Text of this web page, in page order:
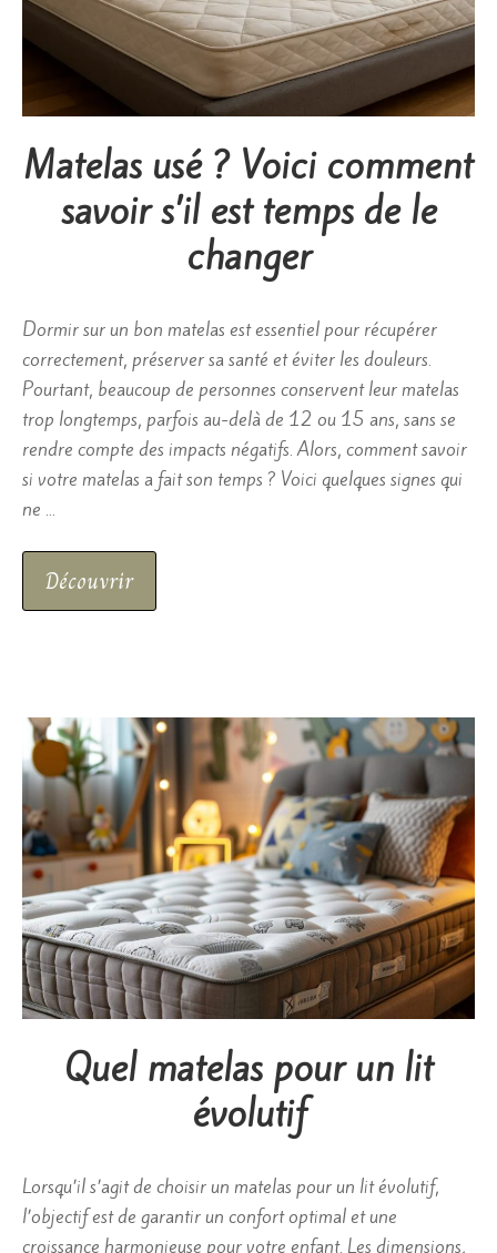
Matelas usé ? Voici comment
savoir s’il est temps de le
changer
Dormir sur un bon matelas est essentiel pour récupérer
correctement, préserver sa santé et éviter les douleurs.
Pourtant, beaucoup de personnes conservent leur matelas
trop longtemps, parfois au-delà de 12 ou 15 ans, sans se
rendre compte des impacts négatifs. Alors, comment savoir
si votre matelas a fait son temps ? Voici quelques signes qui
ne …
Découvrir
Quel matelas pour un lit
évolutif
Lorsqu’il s’agit de choisir un matelas pour un lit évolutif,
l’objectif est de garantir un confort optimal et une
croissance harmonieuse pour votre enfant. Les dimensions,